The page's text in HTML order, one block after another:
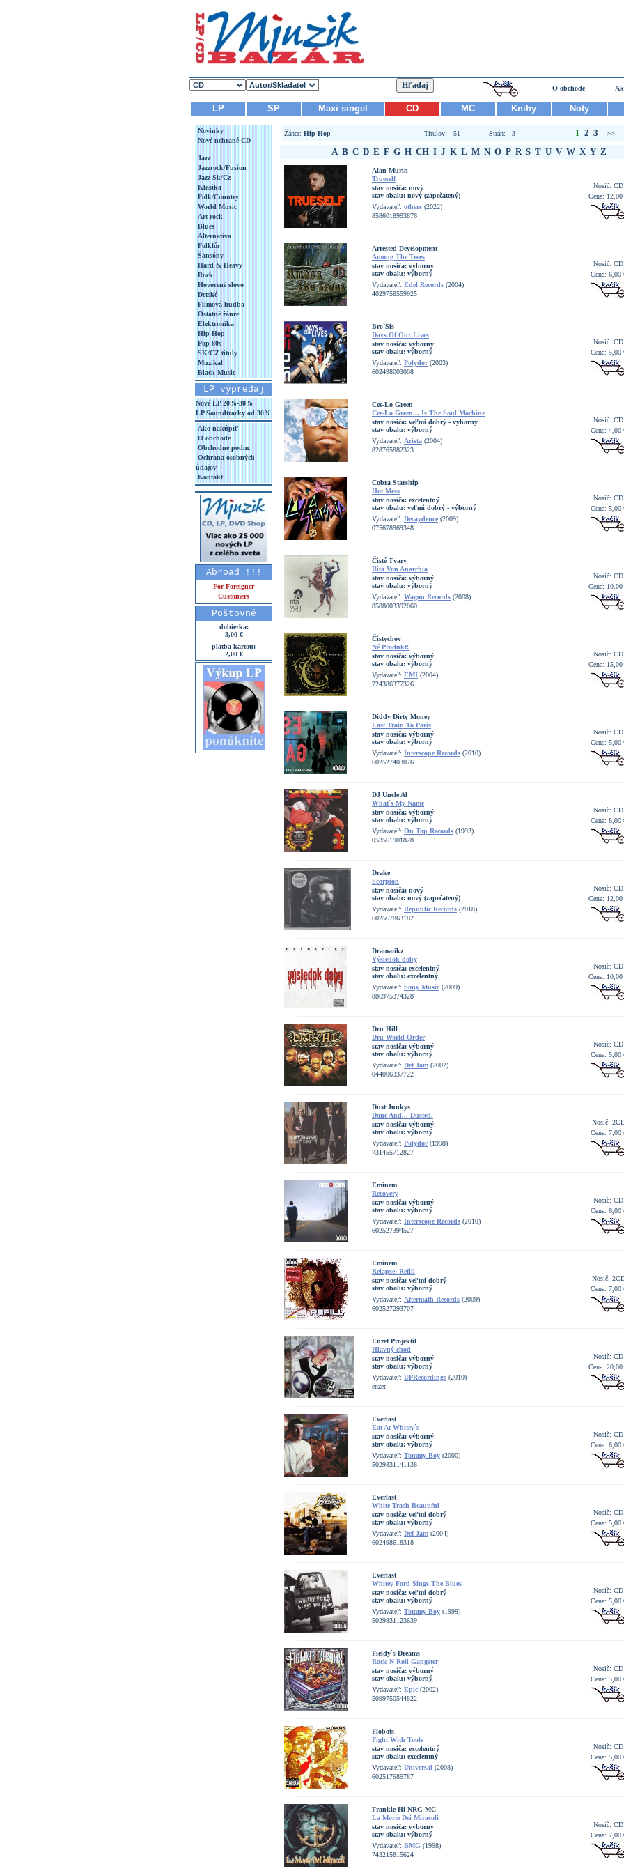
O obchode
LP SP Maxi singel CD MC Knihy Noty
Novinky
Nové nehrané CD
Jazz
Jazzrock/Fusion
Jazz Sk/Cz
Klasika
Folk/Country
World Music
Art-rock
Blues
Alternatíva
Folklór
Šansóny
Hard & Heavy
Rock
Hovorené slovo
Detské
Filmová hudba
Ostatné žánre
Elektronika
Hip Hop
Pop 80s
SK/CZ tituly
Muzikál
Black Music
LP výpredaj
Nové LP 20%-30%
LP Soundtracky od 30%
Ako nakúpiť
O obchode
Obchodné podm.
Ochrana osobných
údajov
Kontakt
Abroad !!!
For Foreigner
Customers
Poštovné
dobierka:
3,00 €
platba kartou:
2,00 €
Žáner: Hip Hop Titulov: 51 Strán: 3 1 2 3 >>
A B C D E F G H CH I J K L M N O P R S T U V W X Y Z
Alan Murin
Trueself
stav nosiča: nový
stav obalu: nový (zapečatený)
Vydavateľ: others (2022)
8586018993876
Nosič: CD
Cena: 12,00
Arrested Development
Among The Trees
stav nosiča: výborný
stav obalu: výborný
Vydavateľ: Edel Records (2004)
4029758559925
Nosič: CD
Cena: 6,00
Bro`Sis
Days Of Our Lives
stav nosiča: výborný
stav obalu: výborný
Vydavateľ: Polydor(2003)
602498003008
Nosič: CD
Cena: 5,00
Cee-Lo Green
Cee-Lo Green... Is The Soul Machine
stav nosiča: veľmi dobrý - výborný
stav obalu: výborný
Vydavateľ: Arista (2004)
828765882323
Nosič: CD
Cena: 4,00
Cobra Starship
Hot Mess
stav nosiča: excelentný
stav obalu: veľmi dobrý - výborný
Vydavateľ: Decaydence (2009)
075678969348
Nosič: CD
Cena: 5,00
Čisté Tvary
Rita Von Anarchia
stav nosiča: výborný
stav obalu: výborný
Vydavateľ: Wagon Records (2008)
8588003392060
Nosič: CD
Cena: 10,00
Čistychov
Né Produkt!
stav nosiča: výborný
stav obalu: výborný
Vydavateľ: EMI (2004)
724386377326
Nosič: CD
Cena: 15,00
Diddy Dirty Money
Last Train To Paris
stav nosiča: výborný
stav obalu: výborný
Vydavateľ: Interscope Records (2010)
602527403076
Nosič: CD
Cena: 5,00
DJ Uncle Al
What`s My Name
stav nosiča: výborný
stav obalu: výborný
Vydavateľ: On Top Records (1993)
053561901828
Nosič: CD
Cena: 8,00
Drake
Scorpion
stav nosiča: nový
stav obalu: nový (zapečatený)
Vydavateľ: Republic Records (2018)
602567863182
Nosič: CD
Cena: 12,00
Dramatikz
Výsledok doby
stav nosiča: excelentný
stav obalu: excelentný
Vydavateľ: Sony Music (2009)
886975374328
Nosič: CD
Cena: 10,00
Dru Hill
Dru World Order
stav nosiča: výborný
stav obalu: výborný
Vydavateľ: Def Jam (2002)
044006337722
Nosič: CD
Cena: 5,00
Dust Junkys
Done And... Dusted.
stav nosiča: výborný
stav obalu: výborný
Vydavateľ: Polydor(1998)
731455712827
Nosič:
Cena: 7,00
Eminem
Recovery
stav nosiča: výborný
stav obalu: výborný
Vydavateľ: Interscope Records (2010)
602527394527
Nosič: CD
Cena: 6,00
Eminem
Relapse: Refill
stav nosiča: veľmi dobrý
stav obalu: výborný
Vydavateľ: Aftermath Records (2009)
602527293707
Nosič:
Cena: 7,00
Enzet Projektil
Hlavný chod
stav nosiča: výborný
stav obalu: výborný
Vydavateľ: UPRecordings (2010)
enzet
Nosič: CD
Cena: 20,00
Everlast
Eat At Whitey`s
stav nosiča: výborný
stav obalu: výborný
Vydavateľ: Tommy Boy (2000)
5029831141138
Nosič: CD
Cena: 6,00
Everlast
White Trash Beautiful
stav nosiča: veľmi dobrý
stav obalu: výborný
Vydavateľ: Def Jam (2004)
602498618318
Nosič: CD
Cena: 5,00
Everlast
Whitey Ford Sings The Blues
stav nosiča: veľmi dobrý
stav obalu: výborný
Vydavateľ: Tommy Boy (1999)
5029831123639
Nosič: CD
Cena: 5,00
Fieldy`s Dreams
Rock N Roll Gangster
stav nosiča: výborný
stav obalu: výborný
Vydavateľ: Epic (2002)
5099750544822
Nosič: CD
Cena: 5,00
Flobots
Fight With Tools
stav nosiča: excelentný
stav obalu: excelentný
Vydavateľ: Universal (2008)
602517689787
Nosič: CD
Cena: 5,00
Frankie Hi-NRG MC
La Morte Dei Miracoli
stav nosiča: výborný
stav obalu: výborný
Vydavateľ: BMG (1998)
743215815624
Nosič: CD
Cena: 7,00